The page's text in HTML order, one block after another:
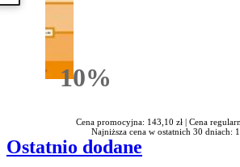
10%Rabatu
Cena promocyjna: 143,10 zł | Cena
Najniższa cena w ostatnich 30 dniach:
Ostatnio dodane